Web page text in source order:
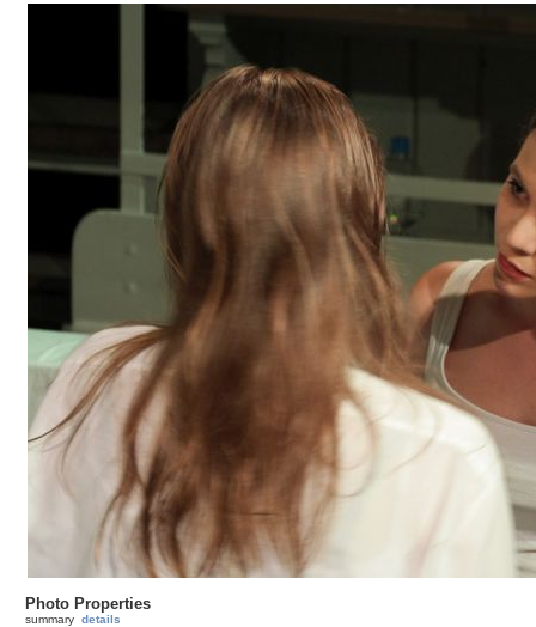
Photo Properties
summary details